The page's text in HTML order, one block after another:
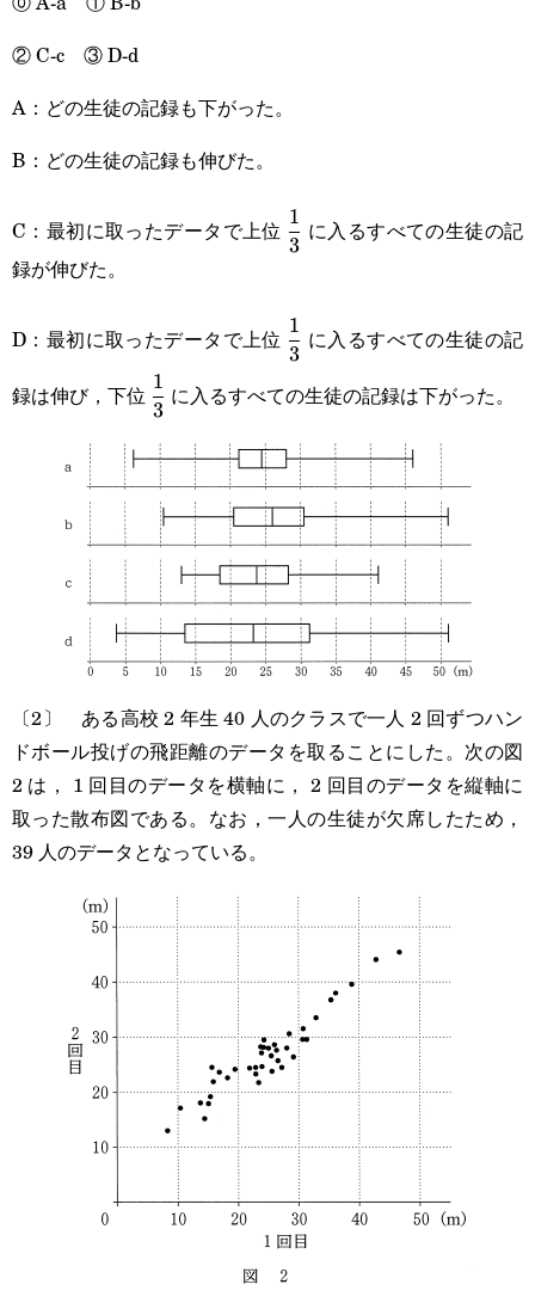
② C‐c ③ D‐d
A：どの生徒の記録も下がった。
B：どの生徒の記録も伸びた。
C：最初に取ったデータで上位 \displaystyle\frac{1}
{3}
3
1 に入るすべての生徒の記
録が伸びた。
D：最初に取ったデータで上位 \displaystyle\frac{1}
{3}
3
1 に入るすべての生徒の記
録は伸び，下位 \displaystyle\frac{1}
{3}
3
1 に入るすべての生徒の記録は下がった。
〔2〕 ある高校 2 年生 40 人のクラスで一人 2 回ずつハン
ドボール投げの飛距離のデータを取ることにした。次の図
2 は， 1 回目のデータを横軸に， 2 回目のデータを縦軸に
取った散布図である。なお，一人の生徒が欠席したため，
39 人のデータとなっている。